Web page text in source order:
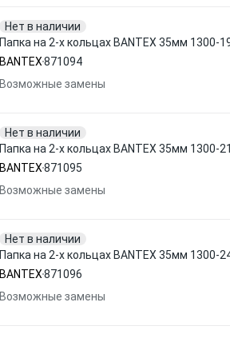
Нет в наличии
Папка на 2-х кольцах BANTEX 35мм 1300-
BANTEX871094
Возможные замены
Нет в наличии
Папка на 2-х кольцах BANTEX 35мм 1300-
BANTEX871095
Возможные замены
Нет в наличии
Папка на 2-х кольцах BANTEX 35мм 1300-
BANTEX871096
Возможные замены